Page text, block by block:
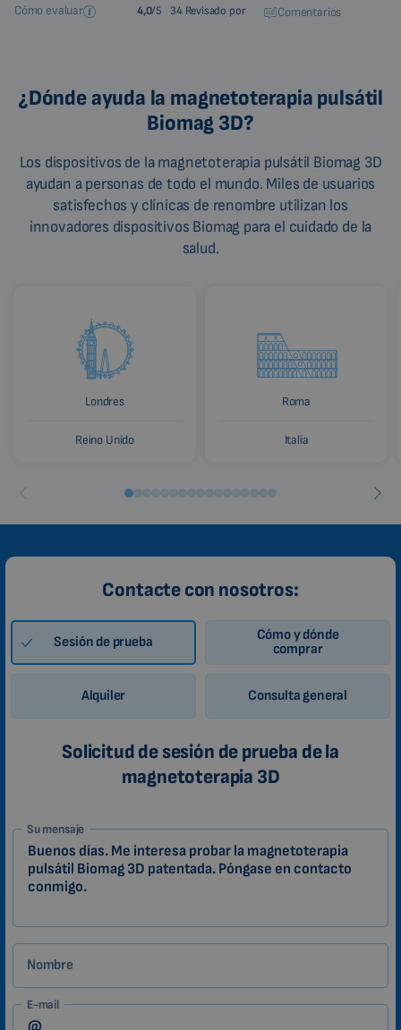
Cómo evaluar
4,0/5 34 Revisado por
Comentarios
¿Dónde ayuda la magnetoterapia pulsátil
Biomag 3D?
Los dispositivos de la magnetoterapia pulsátil Biomag 3D
ayudan a personas de todo el mundo. Miles de usuarios
satisfechos y clínicas de renombre utilizan los
innovadores dispositivos Biomag para el cuidado de la
salud.
Londres
Reino Unido
Roma
Italia
Contacte con nosotros:
Sesión de prueba
Cómo y dónde
comprar
Alquiler Consulta general
Solicitud de sesión de prueba de la
magnetoterapia 3D
1-
ES
Zákazník
Su mensaje
Nombre
E-mail